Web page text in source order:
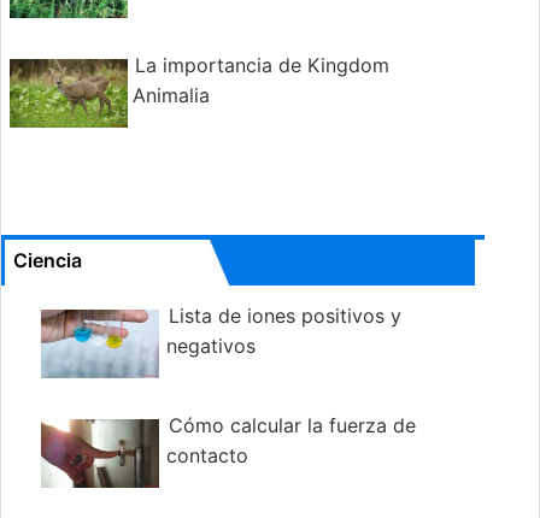
La importancia de Kingdom
Animalia
Ciencia
Lista de iones positivos y
negativos
Cómo calcular la fuerza de
contacto